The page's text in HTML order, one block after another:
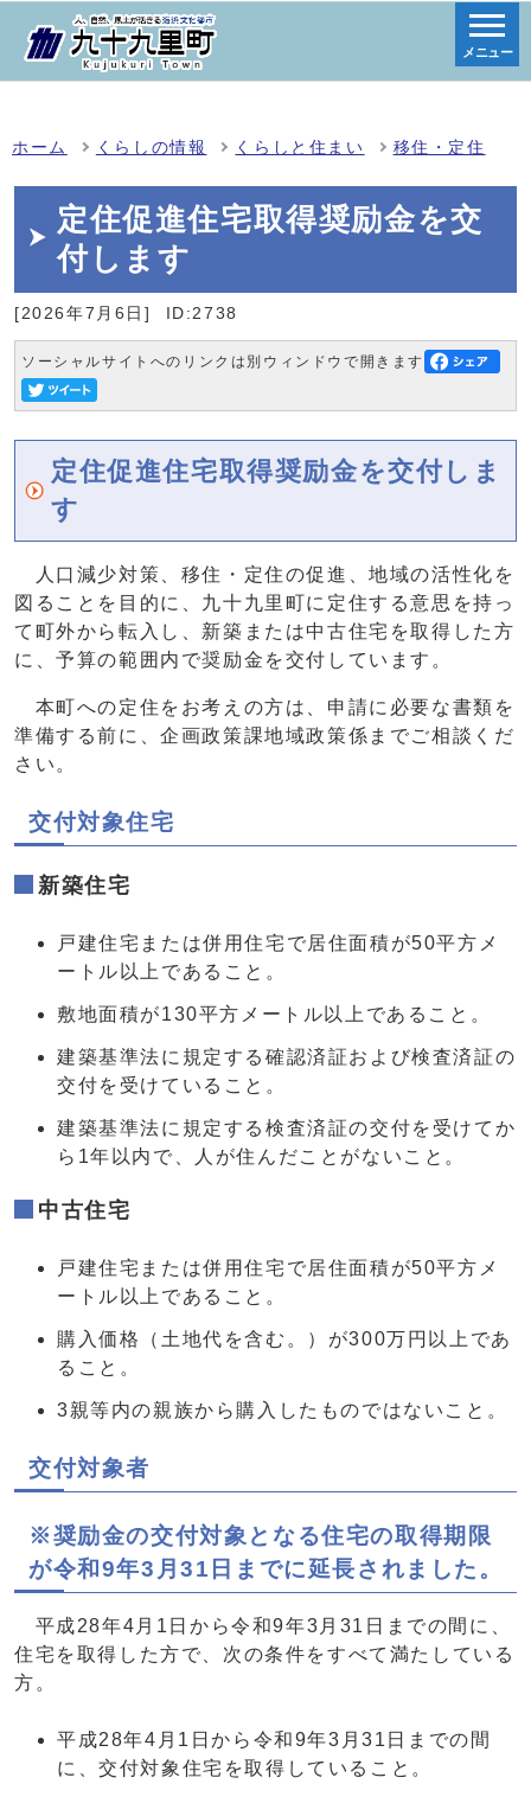
メニュー
ホーム くらしの情報 くらしと住まい 移住・定住
定住促進住宅取得奨励金を交
付します
[2026年7月6日] ID:2738
ソーシャルサイトへのリンクは別ウィンドウで開きます
定住促進住宅取得奨励金を交付しま
す
人口減少対策、移住・定住の促進、地域の活性化を
図ることを目的に、九十九里町に定住する意思を持っ
て町外から転入し、新築または中古住宅を取得した方
に、予算の範囲内で奨励金を交付しています。
本町への定住をお考えの方は、申請に必要な書類を
準備する前に、企画政策課地域政策係までご相談くだ
さい。
交付対象住宅
新築住宅
戸建住宅または併用住宅で居住面積が50平方メ
ートル以上であること。
敷地面積が130平方メートル以上であること。
建築基準法に規定する確認済証および検査済証の
交付を受けていること。
建築基準法に規定する検査済証の交付を受けてか
ら1年以内で、人が住んだことがないこと。
中古住宅
戸建住宅または併用住宅で居住面積が50平方メ
ートル以上であること。
購入価格（土地代を含む。）が300万円以上であ
ること。
3親等内の親族から購入したものではないこと。
交付対象者
※奨励金の交付対象となる住宅の取得期限
が令和9年3月31日までに延長されました。
平成28年4月1日から令和9年3月31日までの間に、
住宅を取得した方で、次の条件をすべて満たしている
方。
平成28年4月1日から令和9年3月31日までの間
に、交付対象住宅を取得していること。